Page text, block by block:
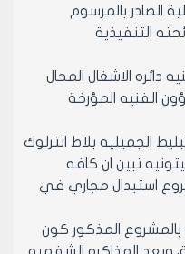
الصادر بالمرسوم
رقم /15/ لعام 1971 ولائحته التنفيذية
دائره الاشغال المحال
الفنيه المؤرخة
الجميليه بلاط انترلوك
تبين ان كافه
استبدال مجاري في
بالمشروع المذكور كون